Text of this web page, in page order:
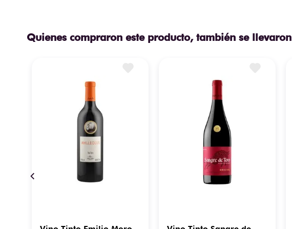
Quienes compraron este producto, también se llevaron